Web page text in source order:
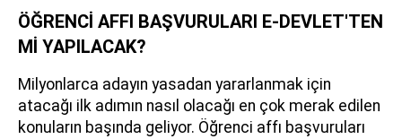
ÖĞRENCİ AFFI BAŞVURULARI E-DEVLET'TEN
Mİ YAPILACAK?
Milyonlarca adayın yasadan yararlanmak için
atacağı ilk adımın nasıl olacağı en çok merak edilen
konuların başında geliyor. Öğrenci affı başvuruları